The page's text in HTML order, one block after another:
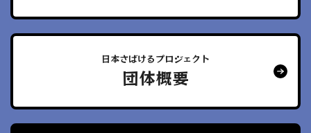
日本さばけるプロジェクト
団体概要